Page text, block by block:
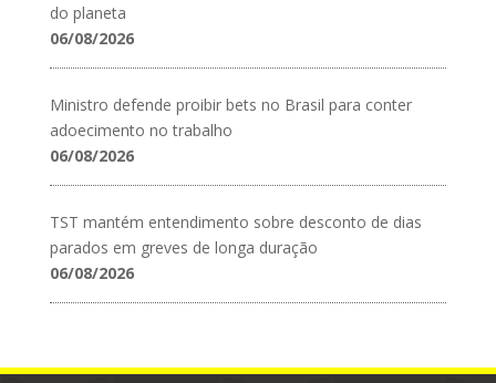
do planeta
06/08/2026
Ministro defende proibir bets no Brasil para conter
adoecimento no trabalho
06/08/2026
TST mantém entendimento sobre desconto de dias
parados em greves de longa duração
06/08/2026